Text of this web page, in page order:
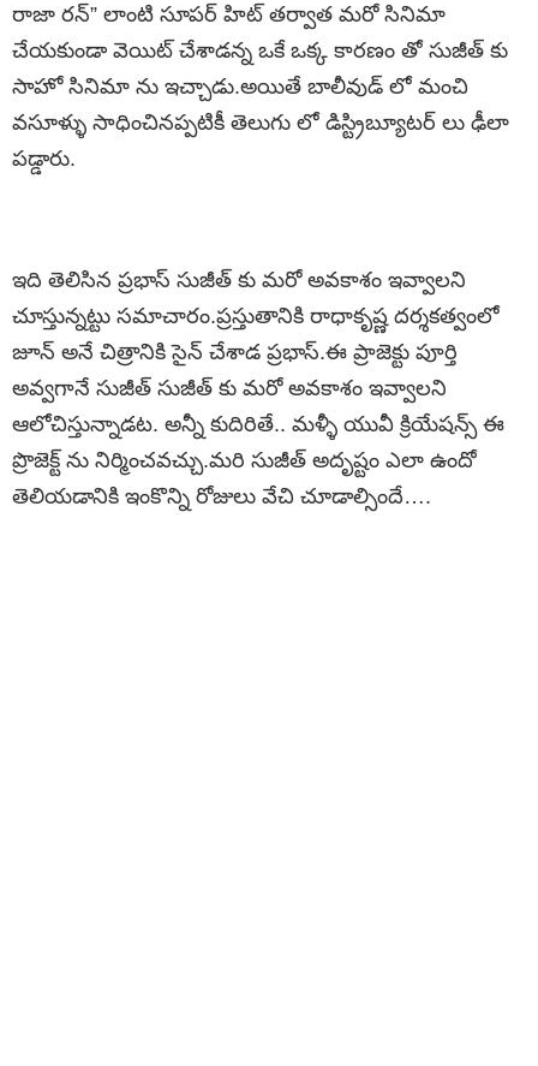
రాజా రన్” లాంటి సూపర్ హిట్ తర్వాత మరో సినిమా
చేయకుండా వెయిట్ చేశాడన్న ఒకే ఒక్క కారణం తో సుజీత్ కు
సాహో సినిమా ను ఇచ్చాడు.అయితే బాలీవుడ్ లో మంచి
వసూళ్ళు సాధించినప్పటికీ తెలుగు లో డిస్ట్రిబ్యూటర్ లు ఢీలా
పడ్డారు.
ఇది తెలిసిన ప్రభాస్ సుజీత్ కు మరో అవకాశం ఇవ్వాలని
చూస్తున్నట్టు సమాచారం.ప్రస్తుతానికి రాధాకృష్ణ దర్శకత్వంలో
జూన్ అనే చిత్రానికి సైన్ చేశాడ ప్రభాస్.ఈ ప్రాజెక్టు పూర్తి
అవ్వగానే సుజీత్ సుజీత్ కు మరో అవకాశం ఇవ్వాలని
ఆలోచిస్తున్నాడట. అన్నీ కుదిరితే.. మళ్ళీ యువీ క్రియేషన్స్ ఈ
ప్రొజెక్ట్ ను నిర్మించవచ్చు.మరి సుజీత్ అదృష్టం ఎలా ఉందో
తెలియడానికి ఇంకొన్ని రోజులు వేచి చూడాల్సిందే….